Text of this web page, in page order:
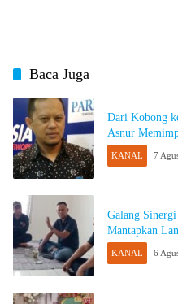
Baca Juga
Dari Kobong
Asnur
KANAL 7
Galang
Mantapkan
KANAL 6